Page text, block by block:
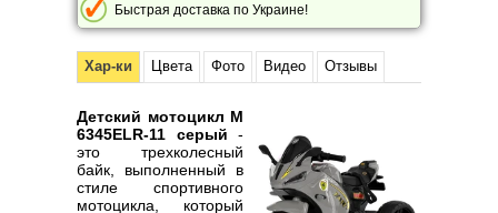
Быстрая доставка по Украине!
Хар-ки Цвета Фото Видео Отзывы
Детский мотоцикл M
6345ELR-11 серый -
это трехколесный
байк, выполненный в
стиле спортивного
мотоцикла, который